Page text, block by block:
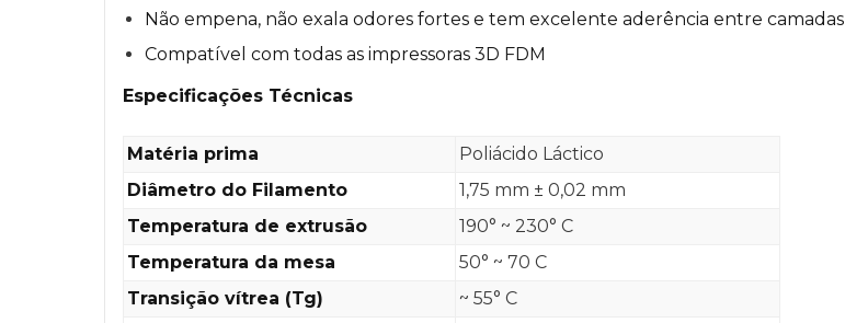
Não empena, não exala odores fortes e tem excelente aderência entre camadas
Compatível com todas as impressoras 3D FDM
Especificações Técnicas
Matéria prima
Poliácido Láctico
Diâmetro do Filamento
1,75 mm ± 0,02 mm
Temperatura de extrusão
190° ~ 230° C
Temperatura da mesa
50° ~ 70 C
Transição vítrea (Tg)
~ 55° C